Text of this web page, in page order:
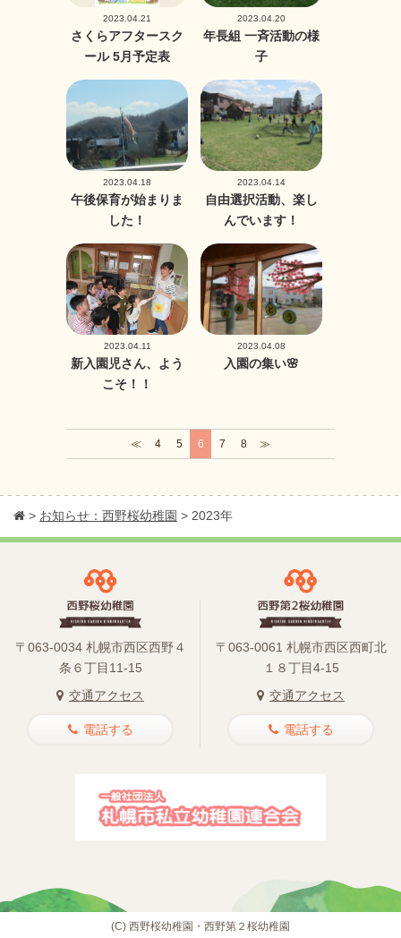
2023.04.21
さくらアフタースク
ール 5月予定表
2023.04.20
年長組 一斉活動の様
子
2023.04.18
午後保育が始まりま
した！
2023.04.14
自由選択活動、楽し
んでいます！
2023.04.11
新入園児さん、よう
こそ！！
2023.04.08
入園の集い🌸
≪ 4 5 6 7 8 ≫
> お知らせ：西野桜幼稚園 > 2023年
〒063-0034 札幌市西区西野４
条６丁目11-15
交通アクセス
電話する
〒063-0061 札幌市西区西町北
１８丁目4-15
交通アクセス
電話する
(C) 西野桜幼稚園・西野第２桜幼稚園